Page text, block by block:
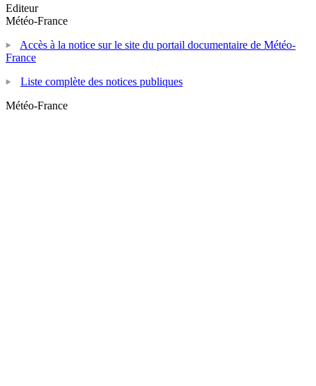
Editeur
Météo-France
Accès à la notice sur le site du portail documentaire de Météo-
France
Liste complète des notices publiques
Météo-France